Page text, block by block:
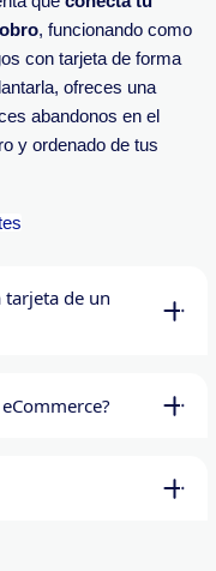
, funcionando como
con tarjeta de forma
ofreces una
abandonos en el
y ordenado de tus
tarjeta de un